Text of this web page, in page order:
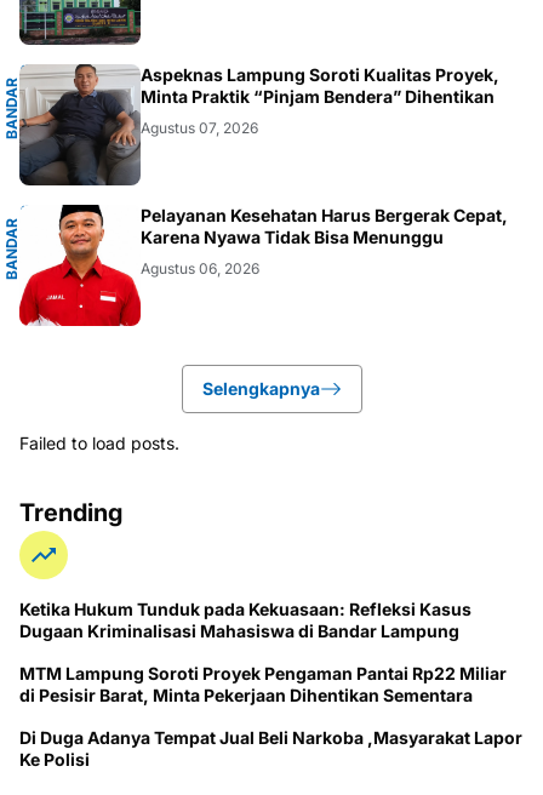
B
A
N
D
A
R
L
A
M
P
U
NG
Aspeknas Lampung Soroti Kualitas Proyek,
Minta Praktik “Pinjam Bendera” Dihentikan
Agustus 07, 2026
B
A
N
D
A
R
L
A
M
P
U
N
Pelayanan Kesehatan Harus Bergerak Cepat,
Karena Nyawa Tidak Bisa Menunggu
Agustus 06, 2026
Selengkapnya
Failed to load posts.
Trending
Ketika Hukum Tunduk pada Kekuasaan: Refleksi Kasus
Dugaan Kriminalisasi Mahasiswa di Bandar Lampung
MTM Lampung Soroti Proyek Pengaman Pantai Rp22 Miliar
di Pesisir Barat, Minta Pekerjaan Dihentikan Sementara
Di Duga Adanya Tempat Jual Beli Narkoba ,Masyarakat Lapor
Ke Polisi